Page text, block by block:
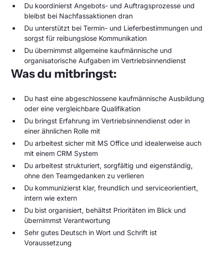
Du koordinierst Angebots- und Auftragsprozesse und
bleibst bei Nachfassaktionen dran
Du unterstützt bei Termin- und Lieferbestimmungen und
sorgst für reibungslose Kommunikation
Du übernimmst allgemeine kaufmännische und
organisatorische Aufgaben im Vertriebsinnendienst
Was du mitbringst:
Du hast eine abgeschlossene kaufmännische Ausbildung
oder eine vergleichbare Qualifikation
Du bringst Erfahrung im Vertriebsinnendienst oder in
einer ähnlichen Rolle mit
Du arbeitest sicher mit MS Office und idealerweise auch
mit einem CRM System
Du arbeitest strukturiert, sorgfältig und eigenständig,
ohne den Teamgedanken zu verlieren
Du kommunizierst klar, freundlich und serviceorientiert,
intern wie extern
Du bist organisiert, behältst Prioritäten im Blick und
übernimmst Verantwortung
Sehr gutes Deutsch in Wort und Schrift ist
Voraussetzung